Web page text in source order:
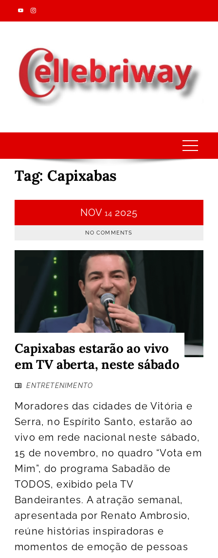
Skip
to
Tag: Capixabas
NOV 14 2025
NO COMMENTS
Capixabas estarão ao vivo
em TV aberta, neste sábado
ENTRETENIMENTO
Moradores das cidades de Vitória e
Serra, no Espírito Santo, estarão ao
vivo em rede nacional neste sábado,
15 de novembro, no quadro “Vota em
Mim”, do programa Sabadão de
TODOS, exibido pela TV
Bandeirantes. A atração semanal,
apresentada por Renato Ambrosio,
reúne histórias inspiradoras e
momentos de emoção de pessoas